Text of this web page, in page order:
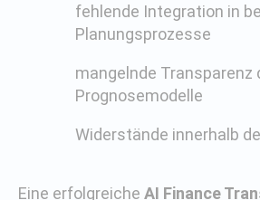
fehlende Integration in
Planungsprozesse
mangelnde Transparenz
Prognosemodelle
Widerstände innerhalb
Eine erfolgreiche AI Finance